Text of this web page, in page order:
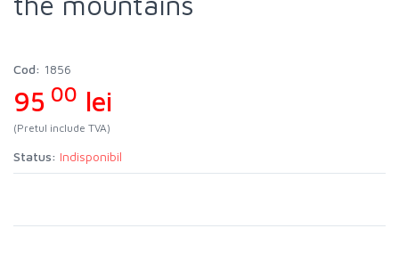
Cod: 1856
95 00 lei
(Pretul include TVA)
Status: Indisponibil